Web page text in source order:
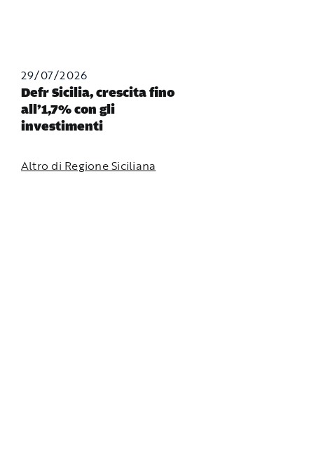
29/07/2026
Defr Sicilia, crescita fino
all’1,7% con gli
investimenti
Altro di Regione Siciliana